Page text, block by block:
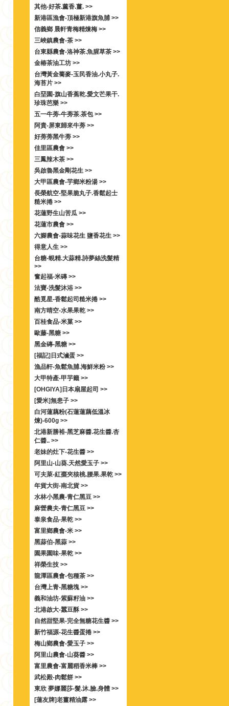
其他-好茶.薰香.薑. >>
新港區漁會-頂極新港旗魚脯 >>
信義鄉 晨軒青梅精煉梅 >>
三峽鎮農會-茶 >>
台東縣農會-洛神茶.魚腥草茶 >>
金椿茶油工坊 >>
台灣黃金蕎麥-玉民香油.小丸子.
海苔片 >>
白堊園-旗山香蕉乾.愛文芒果干.
珍珠芭樂 >>
五一牛蒡-牛蒡茶.茶包 >>
阿貴-屏東歸來牛蒡 >>
好蒡蒡黑牛蒡 >>
佳里區農會 >>
三鳳辣木茶 >>
吳啟魯黑金剛花生 >>
大甲區農會-芋鄉米粉湯 >>
長榮航空-堅果脆丸子.香鬆起士
糙米捲 >>
花蓮野生山苦瓜 >>
花蓮市農會 >>
六腳農會-蒜味花生 鹽香花生 >>
得意人生 >>
台糖-蜆精.大蒜精.詩夢絲洗髮精
>>
奮起福-米磚 >>
法寶-洗髮沐浴 >>
酷覓星-香鬆起司糙米捲 >>
南方晴空-水果果乾 >>
百桂食品-米菓 >>
歐藤-黑糖 >>
黑金磚-黑糖 >>
[福記]日式滷蛋 >>
漁品軒-魚鬆魚脯.海鮮米粉 >>
大甲特產-甲芋籤 >>
[OHGIYA]日本扇屋起司 >>
[愛米]無患子 >>
白河蓮藕粉(石蓮蓮藕低溫冰
煉)-600g >>
北港新勝裕-黑芝麻醬.花生醬.杏
仁醬.. >>
老妹的灶下-花生醬 >>
阿里山-山葵.天然愛玉子 >>
可夫萊-紅棗夾核桃.腰果.果乾 >>
年貨大街-南北貨 >>
水林小黑農-青仁黑豆 >>
麻營農夫-青仁黑豆 >>
泰泉食品-果乾 >>
富里鄉農會-米 >>
黑蒜伯-黑蒜 >>
園果園味-果乾 >>
祥榮生技 >>
龍潭區農會-包種茶 >>
台灣上青-黑糖塊 >>
義和油坊-紫蘇籽油 >>
北港啟大-蠶豆酥 >>
自然甜堅果-完全無糖花生醬 >>
新竹福源-花生醬蛋捲 >>
梅山鄉農會-愛玉子 >>
阿里山農會-山葵醬 >>
富里農會-富麗稻香米棒 >>
武松殿-肉鬆餅 >>
東欣 夢娜麗莎-髮.沐.臉.身體 >>
[蓮友牌]老薑精油露 >>